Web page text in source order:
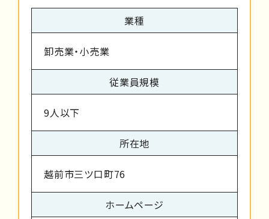
業種
卸売業・小売業
従業員規模
9人以下
所在地
越前市三ツ口町76
ホームページ